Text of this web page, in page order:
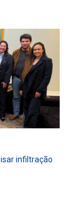
infiltração